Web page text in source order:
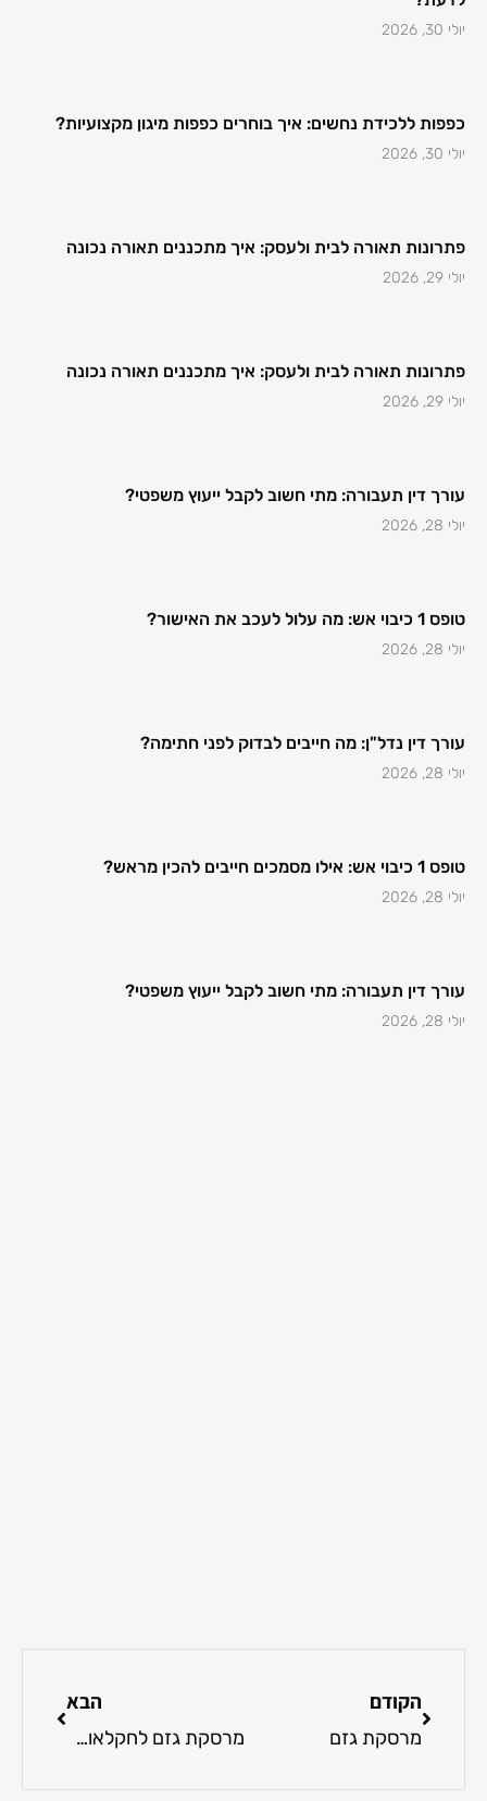
יולי 30, 2026
כפפות ללכידת נחשים: איך בוחרים כפפות מיגון מקצועיות?
יולי 30, 2026
פתרונות תאורה לבית ולעסק: איך מתכננים תאורה נכונה
יולי 29, 2026
פתרונות תאורה לבית ולעסק: איך מתכננים תאורה נכונה
יולי 29, 2026
עורך דין תעבורה: מתי חשוב לקבל ייעוץ משפטי?
יולי 28, 2026
טופס 1 כיבוי אש: מה עלול לעכב את האישור?
יולי 28, 2026
עורך דין נדל"ן: מה חייבים לבדוק לפני חתימה?
יולי 28, 2026
טופס 1 כיבוי אש: אילו מסמכים חייבים להכין מראש?
יולי 28, 2026
עורך דין תעבורה: מתי חשוב לקבל ייעוץ משפטי?
יולי 28, 2026
הקודם
מרסקת גזם
הבא
מרסקת גזם לחקלאות לניקוי שטחים